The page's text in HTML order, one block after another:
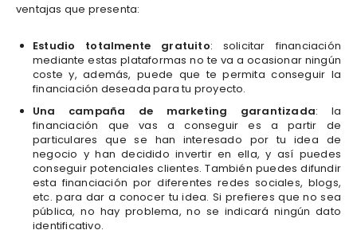
ventajas que presenta:
Estudio totalmente gratuito: solicitar financiación
mediante estas plataformas no te va a ocasionar ningún
coste y, además, puede que te permita conseguir la
financiación deseada para tu proyecto.
Una campaña de marketing garantizada: la
financiación que vas a conseguir es a partir de
particulares que se han interesado por tu idea de
negocio y han decidido invertir en ella, y así puedes
conseguir potenciales clientes. También puedes difundir
esta financiación por diferentes redes sociales, blogs,
etc. para dar a conocer tu idea. Si prefieres que no sea
pública, no hay problema, no se indicará ningún dato
identificativo.